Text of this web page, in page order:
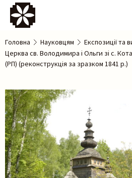
Головна Науковцям Експозиції та
Церква св. Володимира і Ольги зі с.
(РП) (реконструкція за зразком 1841 р.)